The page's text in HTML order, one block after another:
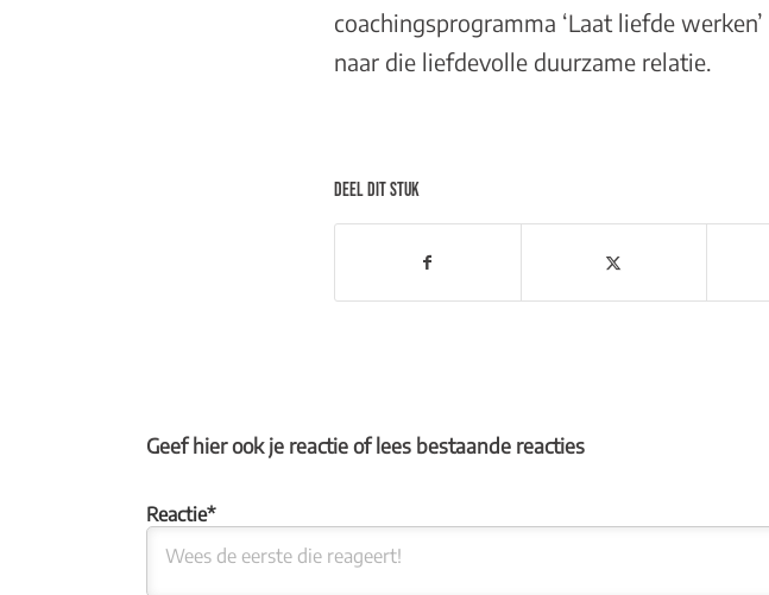
coachingsprogramma ‘Laat liefde werken’
naar die liefdevolle duurzame relatie.
DEEL DIT STUK
Geef hier ook je reactie of lees bestaande reacties